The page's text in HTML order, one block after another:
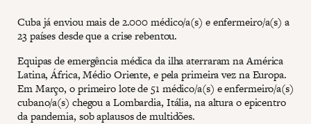
Cuba já enviou mais de 2.000 médico/a(s) e enfermeiro/a(s) a
23 países desde que a crise rebentou.
Equipas de emergência médica da ilha aterraram na América
Latina, África, Médio Oriente, e pela primeira vez na Europa.
Em Março, o primeiro lote de 51 médico/a(s) e enfermeiro/a(s)
cubano/a(s) chegou a Lombardia, Itália, na altura o epicentro
da pandemia, sob aplausos de multidões.